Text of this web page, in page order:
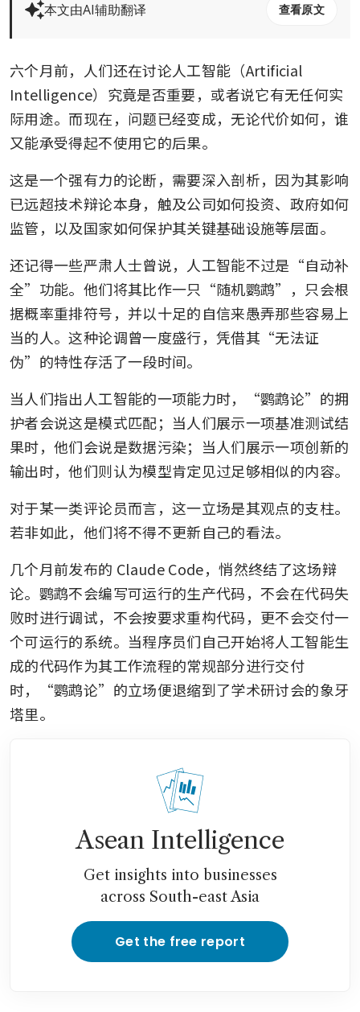
本文由AI辅助翻译 查看原文
六个月前，人们还在讨论人工智能（Artificial
Intelligence）究竟是否重要，或者说它有无任何实
际用途。而现在，问题已经变成，无论代价如何，谁
又能承受得起不使用它的后果。
这是一个强有力的论断，需要深入剖析，因为其影响
已远超技术辩论本身，触及公司如何投资、政府如何
监管，以及国家如何保护其关键基础设施等层面。
还记得一些严肃人士曾说，人工智能不过是“自动补
全”功能。他们将其比作一只“随机鹦鹉”，只会根
据概率重排符号，并以十足的自信来愚弄那些容易上
当的人。这种论调曾一度盛行，凭借其“无法证
伪”的特性存活了一段时间。
当人们指出人工智能的一项能力时，“鹦鹉论”的拥
护者会说这是模式匹配；当人们展示一项基准测试结
果时，他们会说是数据污染；当人们展示一项创新的
输出时，他们则认为模型肯定见过足够相似的内容。
对于某一类评论员而言，这一立场是其观点的支柱。
若非如此，他们将不得不更新自己的看法。
几个月前发布的 Claude Code，悄然终结了这场辩
论。鹦鹉不会编写可运行的生产代码，不会在代码失
败时进行调试，不会按要求重构代码，更不会交付一
个可运行的系统。当程序员们自己开始将人工智能生
成的代码作为其工作流程的常规部分进行交付
时，“鹦鹉论”的立场便退缩到了学术研讨会的象牙
塔里。
Asean Intelligence
Get insights into businesses
across South-east Asia
Get the free report